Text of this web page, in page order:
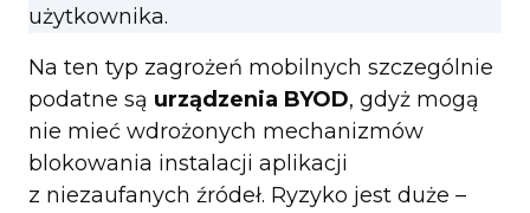
użytkownika.
Na ten typ zagrożeń mobilnych szczególnie
podatne są urządzenia BYOD, gdyż mogą
nie mieć wdrożonych mechanizmów
blokowania instalacji aplikacji
z niezaufanych źródeł. Ryzyko jest duże –